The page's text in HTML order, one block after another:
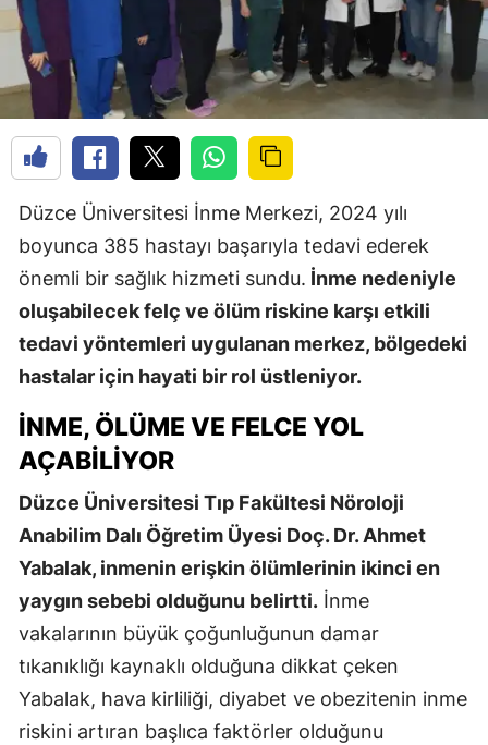
Düzce Üniversitesi İnme Merkezi, 2024 yılı
boyunca 385 hastayı başarıyla tedavi ederek
önemli bir sağlık hizmeti sundu. İnme nedeniyle
oluşabilecek felç ve ölüm riskine karşı etkili
tedavi yöntemleri uygulanan merkez, bölgedeki
hastalar için hayati bir rol üstleniyor.
İNME, ÖLÜME VE FELCE YOL
AÇABILIYOR
Düzce Üniversitesi Tıp Fakültesi Nöroloji
Anabilim Dalı Öğretim Üyesi Doç. Dr. Ahmet
Yabalak, inmenin erişkin ölümlerinin ikinci en
yaygın sebebi olduğunu belirtti. İnme
vakalarının büyük çoğunluğunun damar
tıkanıklığı kaynaklı olduğuna dikkat çeken
Yabalak, hava kirliliği, diyabet ve obezitenin inme
riskini artıran başlıca faktörler olduğunu